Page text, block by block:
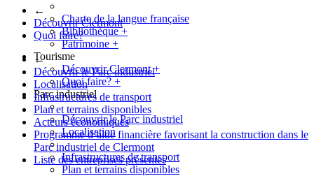
←
Découvrir Clermont
Quoi faire?
←
Découvrir le Parc industriel
Localisation
Infrastructures de transport
Plan et terrains disponibles
Acteurs économiques
Programme d’aide financière favorisant la construction dans le
Parc industriel de Clermont
Liste des entreprises présentes
Charte de la langue française
Bibliothèque+
Patrimoine +
Tourisme
Découvrir Clermont+
Quoi faire? +
Parc industriel
Découvrir le Parc industriel
Localisation
Infrastructures de transport
Plan et terrains disponibles